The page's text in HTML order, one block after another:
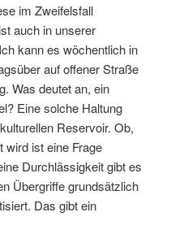
im Zweifelsfall
auch in unserer
kann es wöchentlich in
auf offener Straße
Was deutet an, ein
Eine solche Haltung
Reservoir. Ob,
wird ist eine Frage
Durchlässigkeit gibt es
Übergriffe grundsätzlich
Das gibt ein